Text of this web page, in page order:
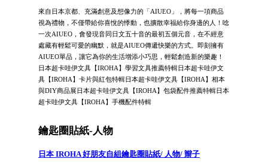
來自日本京都、充滿創意及想像力的「AIUEO」，將每一項商品
視為禮物，不僅帶給你喜悅的悸動，也擴散幸福給你身邊的人！唸
一次AIUEO，會發現音同日文五十音的最初五個元音，在不經意
處藏有輕鬆可愛的幽默，就是AIUEO傳遞快樂的方式。即刻擁有
AIUEO單品，讓它為你的生活增添小巧思，輕鬆創造新的樂趣！
日本超卡哇伊文具【IROHA】學習文具推薦特輯日本超卡哇伊文
具【IROHA】卡片與紅包特輯日本超卡哇伊文具【IROHA】相本
與DIY商品展日本超卡哇伊文具【IROHA】包袋配件推薦特輯日本
超卡哇伊文具【IROHA】手機配件特輯
鑰匙圈貼紙-人物
日本 IROHA 好朋友自組鑰匙圈貼紙/ 人物/ 辮子